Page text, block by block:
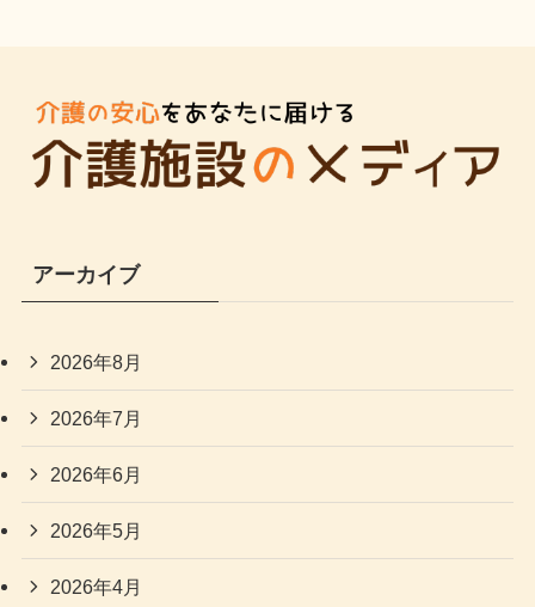
アーカイブ
2026年8月
2026年7月
2026年6月
2026年5月
2026年4月